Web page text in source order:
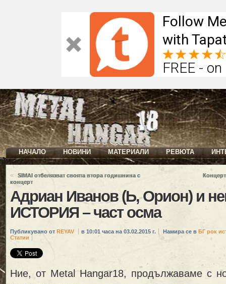
Follow
with
FREE -
НАЧАЛО НОВИНИ МАТЕРИАЛИ РЕВЮТА
«
SIMAI отбелязват своята втора годишнина с
концерт
Адриан Иванов (Ь, Орион) и
ИСТОРИЯ – част осма
Публикувано от REYAV в 10:01 часа на 03.02.2015 г. Намира се в БГ рок
Статии
Ние, от Metal Hangar18, продължаваме с